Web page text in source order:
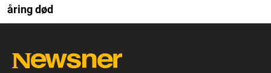
åring død